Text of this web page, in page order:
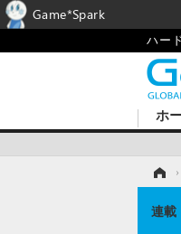
ハー
ホ
›
連載
Game*Spark